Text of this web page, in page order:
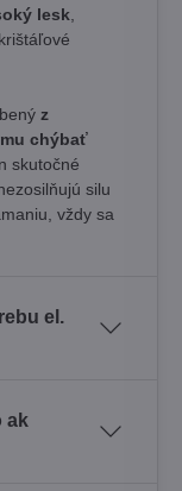
lesk
z
chýbať
skutočné
silu
vždy sa
el.
ak